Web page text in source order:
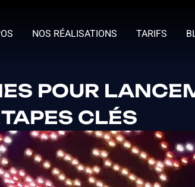
NOS RÉALISATIONS TARIFS
POUR
CLÉS